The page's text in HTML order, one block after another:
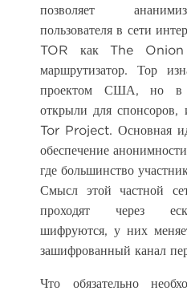
позволяет
пользователя в сети
TOR как The
маршрутизатор. Тор
проектом США, но в
открыли для спонсоров,
Tor Project. Основная
обеспечение
где большинство
Смысл этой частной
проходят через
шифруются, у них
зашифрованный канал
Что обязательно